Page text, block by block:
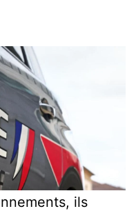
ils